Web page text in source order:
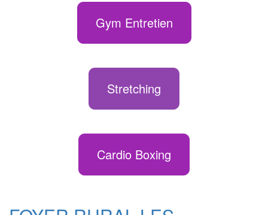
Gym Entretien
Stretching
Cardio Boxing